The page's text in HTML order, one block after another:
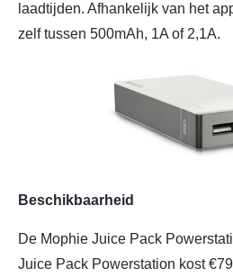
laadtijden. Afhankelijk van het
zelf tussen 500mAh, 1A of 2,1A.
Beschikbaarheid
De Mophie Juice Pack
Juice Pack Powerstation kost